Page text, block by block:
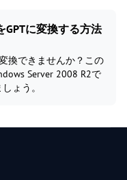
GPTに変換する方法
換できませんか？この
Server 2008 R2で
ょう。